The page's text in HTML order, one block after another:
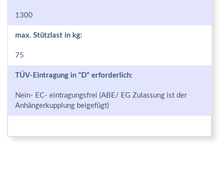
1300
max. Stützlast in kg:
75
TÜV-Eintragung in "D" erforderlich:
Nein- EC- eintragungsfrei (ABE/ EG Zulassung ist der
Anhängerkupplung beigefügt)